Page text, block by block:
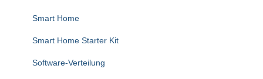
Smart Home
Smart Home Starter Kit
Software-Verteilung